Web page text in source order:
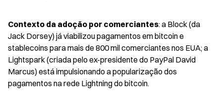
Contexto da adoção por comerciantes: a Block (da
Jack Dorsey) já viabilizou pagamentos em bitcoin e
stablecoins para mais de 800 mil comerciantes nos EUA; a
Lightspark (criada pelo ex-presidente do PayPal David
Marcus) está impulsionando a popularização dos
pagamentos na rede Lightning do bitcoin.